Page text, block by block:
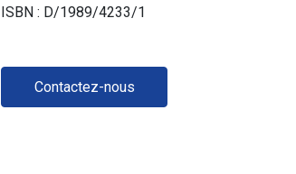
ISBN : D/1989/4233/1
Contactez-nous